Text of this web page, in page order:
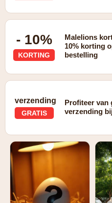
- 10%
KORTING
Malelions
10% korting
bestelling
verzending
GRATIS
Profiteer van
verzending